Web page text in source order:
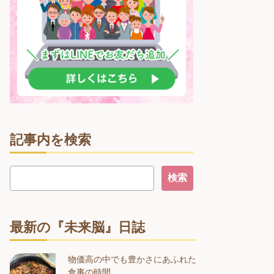
記事内を検索
最新の『未来脳』日誌
物価高の中でも豊かさにあふれた